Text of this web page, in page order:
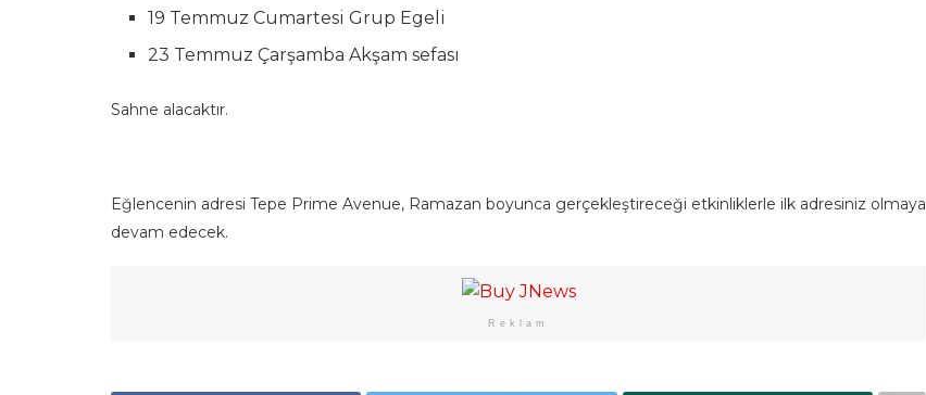
19 Temmuz Cumartesi Grup Egeli
23 Temmuz Çarşamba Akşam sefası
Sahne alacaktır.
Eğlencenin adresi Tepe Prime Avenue, Ramazan boyunca gerçekleştireceği etkinliklerle ilk adresiniz olmaya
devam edecek.
Reklam